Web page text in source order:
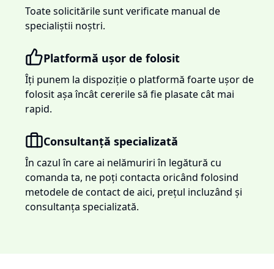
Toate solicitările sunt verificate manual de
specialiștii noștri.
Platformă ușor de folosit
Îți punem la dispoziție o platformă foarte ușor de
folosit așa încât cererile să fie plasate cât mai
rapid.
Consultanță specializată
În cazul în care ai nelămuriri în legătură cu
comanda ta, ne poți contacta oricând folosind
metodele de contact de aici, prețul incluzând și
consultanța specializată.